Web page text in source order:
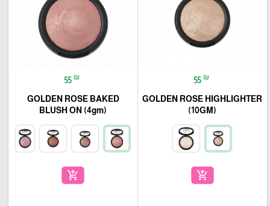
55 ₪
GOLDEN ROSE HIGHLIGHTER
(10GM)
add_shopping_cart
55 ₪
GOLDEN ROSE BAKED
BLUSH ON (4gm)
add_shopping_cart